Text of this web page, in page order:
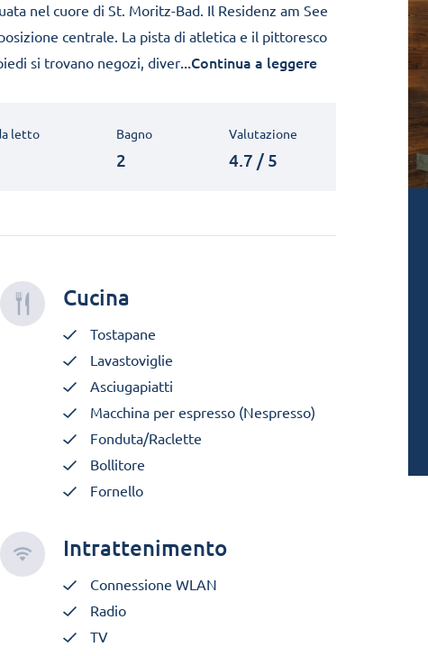
nel cuore di St. Moritz-Bad. Il Residenz am See
centrale. La pista di atletica e il pittoresco
si trovano negozi, diver...Continua a leggere
letto Bagno
2
Valutazione
4.7 / 5
Cucina
Tostapane
Lavastoviglie
Asciugapiatti
Macchina per espresso (Nespresso)
Fonduta/Raclette
Bollitore
Fornello
Intrattenimento
Connessione WLAN
Radio
TV